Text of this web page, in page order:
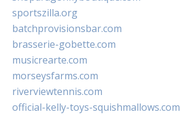
sportszilla.org
batchprovisionsbar.com
brasserie-gobette.com
musicrearte.com
morseysfarms.com
riverviewtennis.com
official-kelly-toys-squishmallows.com